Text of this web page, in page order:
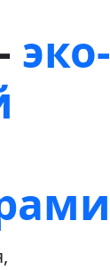
эко-